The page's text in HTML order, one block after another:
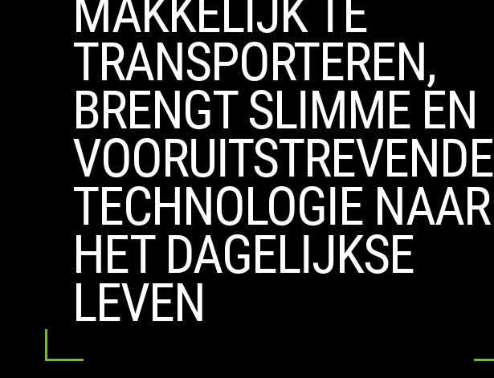
MAKKELIJK TE
TRANSPORTEREN,
BRENGT SLIMME EN
VOORUITSTREVENDE
TECHNOLOGIE NAAR
HET DAGELIJKSE
LEVEN